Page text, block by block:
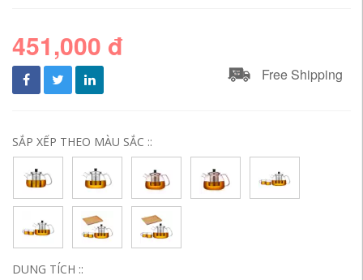
451,000 đ
Free Shipping
SẮP XẾP THEO MÀU SẮC ::
DUNG TÍCH ::